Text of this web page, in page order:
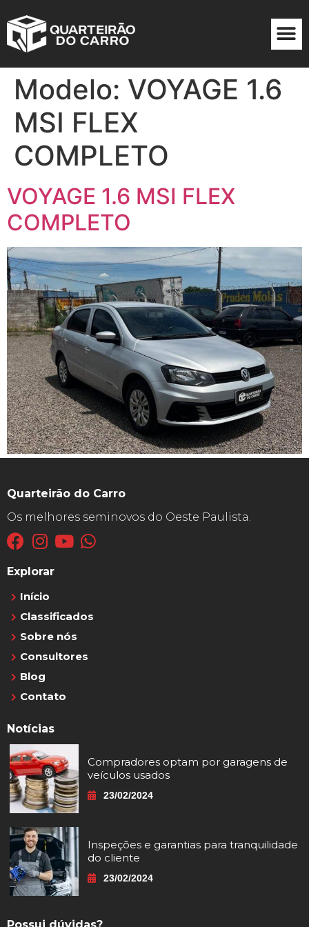
Modelo: VOYAGE 1.6
MSI FLEX
COMPLETO
VOYAGE 1.6 MSI FLEX
COMPLETO
Quarteirão do Carro
Os melhores seminovos do Oeste Paulista.
Explorar
Início
Classificados
Sobre nós
Consultores
Blog
Contato
Notícias
Compradores optam por garagens de
veículos usados
23/02/2024
Inspeções e garantias para tranquilidade
do cliente
23/02/2024